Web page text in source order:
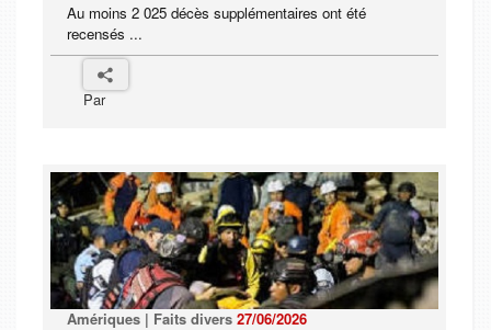
Au moins 2 025 décès supplémentaires ont été
recensés ...
Par
Amériques | Faits divers 27/06/2026